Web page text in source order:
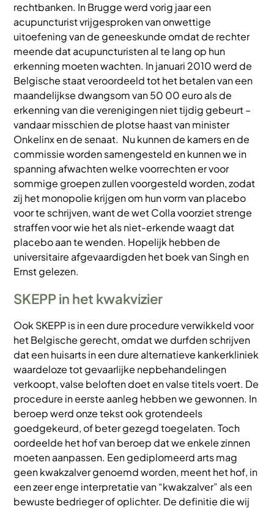
rechtbanken. In Brugge werd vorig jaar een
acupuncturist vrijgesproken van onwettige
uitoefening van de geneeskunde omdat de rechter
meende dat acupuncturisten al te lang op hun
erkenning moeten wachten. In januari 2010 werd de
Belgische staat veroordeeld tot het betalen van een
maandelijkse dwangsom van 50 00 euro als de
erkenning van die verenigingen niet tijdig gebeurt –
vandaar misschien de plotse haast van minister
Onkelinx en de senaat. Nu kunnen de kamers en de
commissie worden samengesteld en kunnen we in
spanning afwachten welke voorrechten er voor
sommige groepen zullen voorgesteld worden, zodat
zij het monopolie krijgen om hun vorm van placebo
voor te schrijven, want de wet Colla voorziet strenge
straffen voor wie het als niet-erkende waagt dat
placebo aan te wenden. Hopelijk hebben de
universitaire afgevaardigden het boek van Singh en
Ernst gelezen.
SKEPP in het kwakvizier
Ook SKEPP is in een dure procedure verwikkeld voor
het Belgische gerecht, omdat we durfden schrijven
dat een huisarts in een dure alternatieve kankerkliniek
waardeloze tot gevaarlijke nepbehandelingen
verkoopt, valse beloften doet en valse titels voert. De
procedure in eerste aanleg hebben we gewonnen. In
beroep werd onze tekst ook grotendeels
goedgekeurd, of beter gezegd toegelaten. Toch
oordeelde het hof van beroep dat we enkele zinnen
moeten aanpassen. Een gediplomeerd arts mag
geen kwakzalver genoemd worden, meent het hof, in
een zeer enge interpretatie van “kwakzalver” als een
bewuste bedrieger of oplichter. De definitie die wij